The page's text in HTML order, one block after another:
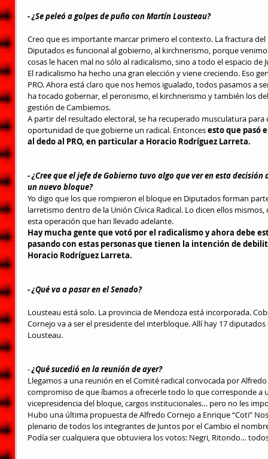
- ¿Se peleó a golpes de puño con Martín Lousteau?
Creo que es importante marcar primero el contexto. La fractura
Diputados es funcional al gobierno, al kirchnerismo, porque
cosas le hacen mal no sólo al radicalismo, sino a todo el espacio de
El radicalismo ha hecho una gran elección y viene creciendo. Eso
PRO. Ahora está claro que nos hemos igualado, todos pasamos a
ha tocado gobernar, el peronismo, el kirchnerismo y también los
gestión de Cambiemos.
A partir del resultado electoral, se ha recuperado musculatura
oportunidad de que gobierne un radical. Entonces esto que pasó
al dedo al PRO, en particular a Horacio Rodríguez Larreta.
- ¿Cree que el jefe de Gobierno tuvo algo que ver en esta
un nuevo bloque?
Yo digo que los que rompieron el bloque en Diputados forman
larretismo dentro de la Unión Cívica Radical. Lo dicen ellos
esta operación que han llevado adelante.
Hay mucha gente que votó por el radicalismo y ahora debe
pasando con estas personas que tienen la intención de
Horacio Rodríguez Larreta.
- ¿Qué va a pasar en el Senado?
Lousteau está solo. La provincia de Mendoza está incorporada.
Cornejo va a ser el presidente del interbloque. Allí hay 17
Lousteau.
- ¿Qué sucedió en la reunión de ayer?
Llegamos a una reunión en el Comité radical convocada por
compromiso de que íbamos a ofrecerle todo lo que corresponde a
vicepresidencia del bloque, cargos institucionales… pero no les
Hubo una última propuesta de Alfredo Cornejo a Enrique “Coti”
plenario de todos los integrantes de Juntos por el Cambio el
Podía ser cualquiera que obtuviera los votos: Negri, Ritondo…